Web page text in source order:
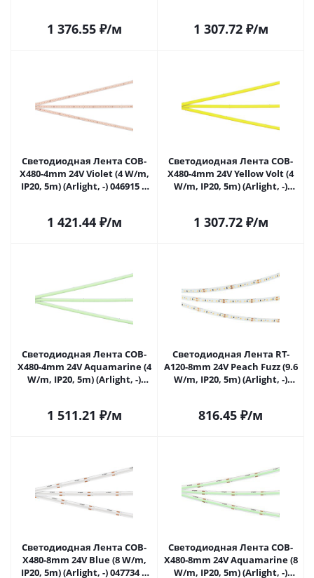
1 376.55₽/м 1 307.72₽/м
Светодиодная Лента COB-
X480-4mm 24V Violet (4 W/m,
IP20, 5m) (Arlight, -) 046915 в
1 421.44₽/м
Светодиодная Лента COB-
X480-4mm 24V Yellow Volt (4
W/m, IP20, 5m) (Arlight, -)
1 307.72₽/м
Светодиодная Лента COB-
X480-4mm 24V Aquamarine (4
W/m, IP20, 5m) (Arlight, -)
1 511.21 ₽/м
Светодиодная Лента RT-
A120-8mm 24V Peach Fuzz (9.6
W/m, IP20, 5m) (Arlight, -)
816.45 ₽/м
Светодиодная Лента COB-
X480-8mm 24V Blue (8 W/m,
IP20, 5m) (Arlight, -) 047734 в
Светодиодная Лента COB-
X480-8mm 24V Aquamarine (8
W/m, IP20, 5m) (Arlight, -)